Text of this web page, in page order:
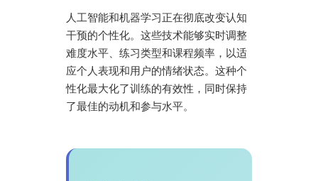
人工智能和机器学习正在彻底改变认知
干预的个性化。这些技术能够实时调整
难度水平、练习类型和课程频率，以适
应个人表现和用户的情绪状态。这种个
性化最大化了训练的有效性，同时保持
了最佳的动机和参与水平。